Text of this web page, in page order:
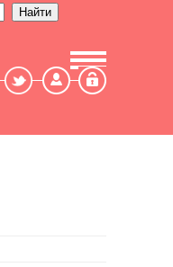
Мой профиль